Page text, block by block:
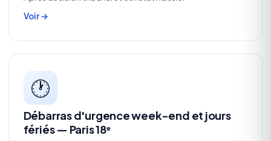
Voir →
🕐
Débarras d'urgence week-end et jours
fériés — Paris 18ᵉ